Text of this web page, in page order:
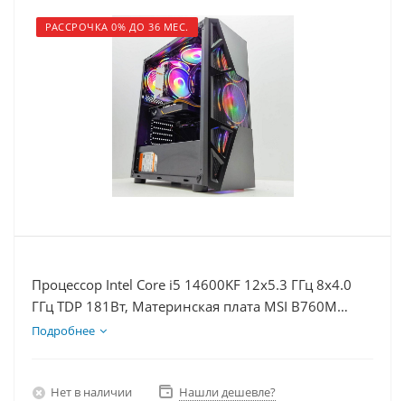
РАССРОЧКА 0% ДО 36 МЕС.
Процессор Intel Core i5 14600KF 12x5.3 ГГц 8x4.0
ГГц TDP 181Вт, Материнская плата MSI B760M
BOMBER WIFI D5, Видеокарта RTX 5060Ti 16Гб,
Подробнее
Нет в наличии Нашли дешевле?